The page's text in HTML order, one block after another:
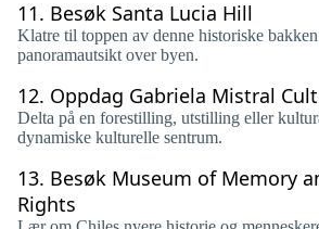
11. Besøk Santa Lucia Hill
Klatre til toppen av denne historiske
panoramautsikt over byen.
12. Oppdag Gabriela Mistral
Delta på en forestilling, utstilling eller
dynamiske kulturelle sentrum.
13. Besøk Museum of Memory
Rights